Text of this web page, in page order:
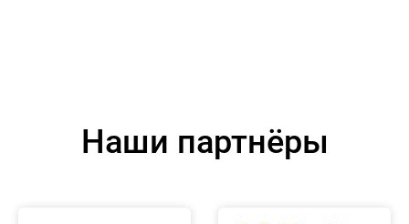
Наши партнёры